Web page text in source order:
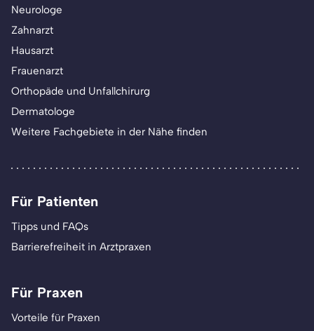
Neurologe
Zahnarzt
Hausarzt
Frauenarzt
Orthopäde und Unfallchirurg
Dermatologe
Weitere Fachgebiete in der Nähe finden
Für Patienten
Tipps und FAQs
Barrierefreiheit in Arztpraxen
Für Praxen
Vorteile für Praxen